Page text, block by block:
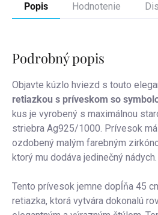
Popis Hodnotenie
Podrobný popis
Objavte kúzlo hviezd s touto
retiazkou s príveskom so
kus je vyrobený s maximálnou
striebra Ag925/1000. Prívesok
ozdobený malým farebným
ktorý mu dodáva jedinečný nádych.
Tento prívesok jemne dopĺňa 45
retiazka, ktorá vytvára dokonalú